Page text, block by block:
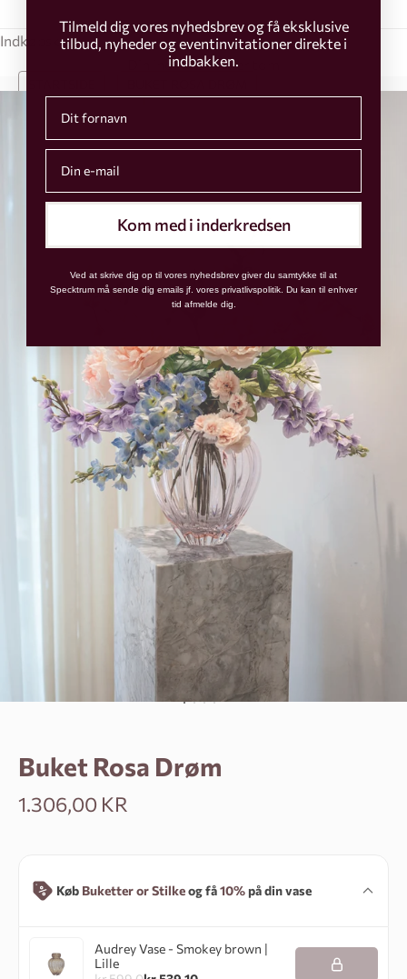
Indkøbskurv
Din indkøbskurv er tom
Buket Rosa Drøm
Salgspris
1.306,00 KR
Audrey Vase - Smokey brown |
Lille
Køb BuketterorStilkeog få10%på din vase
Tilmeld dig vores nyhedsbrev og få eksklusive
tilbud, nyheder og eventinvitationer direkte i
indbakken.
Kom med i inderkredsen
Ved at skrive dig op til vores nyhedsbrev giver du samtykke til at
Specktrum må sende dig emails jf. vores privatlivspolitik. Du kan til enhver
tid afmelde dig.